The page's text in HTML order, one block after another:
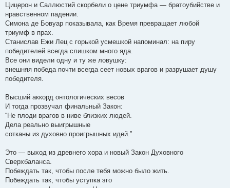
Цицерон и Саллюстий скорбели о цене триумфа — братоубийстве и
нравственном падении.​
Симона де Бовуар показывала, как Время превращает любой
триумф в прах.​
Станислав Ежи Лец с горькой усмешкой напоминал: на пиру
победителей всегда слишком много яда.​
Все они видели одну и ту же ловушку: ​
внешняя победа почти всегда сеет новых врагов и разрушает душу
победителя.​
Высший аккорд онтологических весов​
И тогда прозвучал финальный Закон:​
“Не плоди врагов в ниве близких людей. ​
Дела реально выигрышные ​
сотканы из духовно проигрышных идей.”​
Это — выход из древнего хора и новый Закон Духовного
Сверхбаланса.​
Побеждать так, чтобы после тебя можно было жить.​
Побеждать так, чтобы уступка эго ​